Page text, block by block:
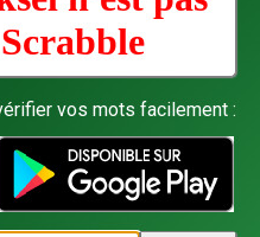
Scrabble
vos mots facilement :